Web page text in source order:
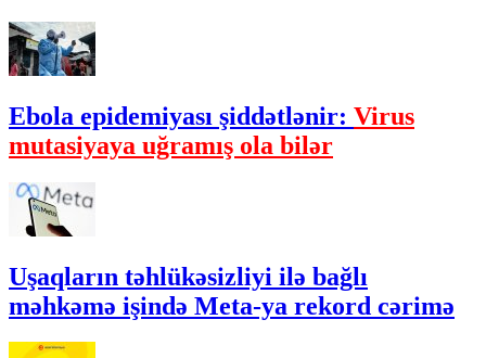
Ebola epidemiyası şiddətlənir: Virus
mutasiyaya uğramış ola bilər
Uşaqların təhlükəsizliyi ilə bağlı
məhkəmə işində Meta-ya rekord cərimə